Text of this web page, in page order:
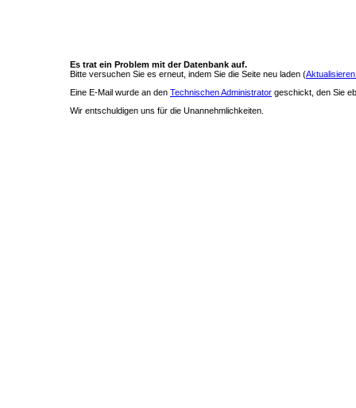
Es trat ein Problem mit der Datenbank auf.
Bitte versuchen Sie es erneut, indem Sie die Seite neu laden (
Eine E-Mail wurde an den Technischen Administrator geschickt, den Sie
Wir entschuldigen uns für die Unannehmlichkeiten.